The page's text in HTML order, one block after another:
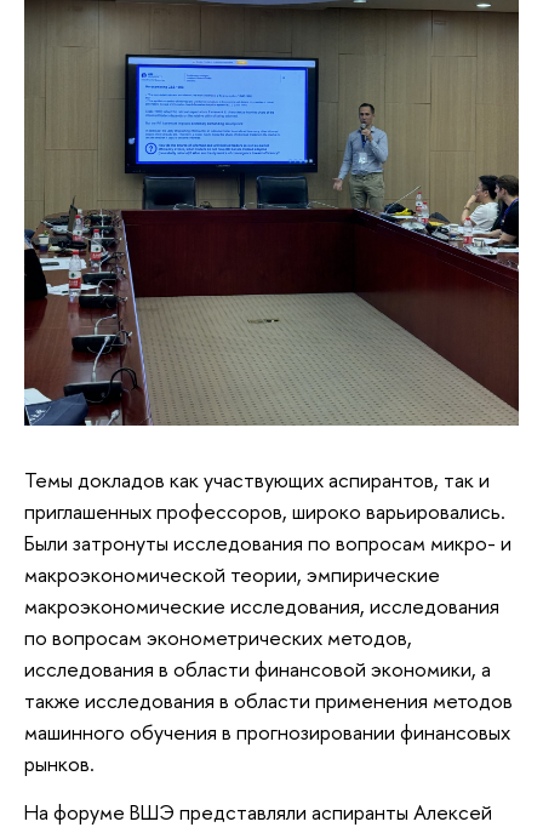
Темы докладов как участвующих аспирантов, так и
приглашенных профессоров, широко варьировались.
Были затронуты исследования по вопросам микро- и
макроэкономической теории, эмпирические
макроэкономические исследования, исследования
по вопросам эконометрических методов,
исследования в области финансовой экономики, а
также исследования в области применения методов
машинного обучения в прогнозировании финансовых
рынков.
На форуме ВШЭ представляли аспиранты Алексей